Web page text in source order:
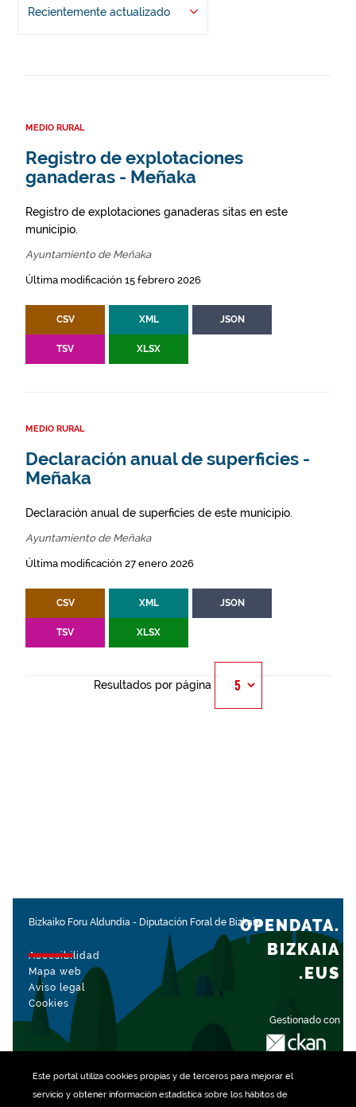
Este portal utiliza cookiespropias y de terceros para mejorar el
servicio y obtener información estadística sobre los hábitos de
Recientemente actualizado
MEDIO RURAL
Registro de explotaciones
ganaderas - Meñaka
Registro de explotaciones ganaderas sitas en este
municipio.
Ayuntamiento de Meñaka
Última modificación 15 febrero 2026
CSV XML JSON
TSV XLSX
MEDIO RURAL
Declaración anual de superficies -
Meñaka
Declaración anual de superficies de este municipio.
Ayuntamiento de Meñaka
Última modificación 27 enero 2026
CSV XML JSON
TSV XLSX
Resultados por página
Bizkaiko Foru Aldundia - Diputación Foral de Bizkaia
Accesibilidad
Mapa web
Aviso legal
Cookies
Gestionado con
OPENDATA.
BIZKAIA
.EUS